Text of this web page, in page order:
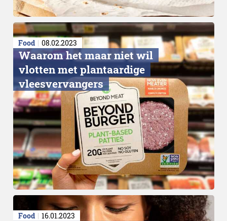
Food 08.02.2023
Waarom het maar niet wil
vlotten met plantaardige
vleesvervangers
Food 16.01.2023